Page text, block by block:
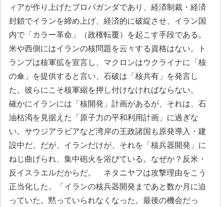
ィアが作り上げたプロパガンダであり、経済制裁・経済
封鎖でイランを締め上げ、経済的に破綻させ、イラン国
内で「カラー革命」（政権転覆）を起こす手段である。
米や西側にはイランの核問題を云々する資格はない。ト
ランプは核軍拡を宣言し、マクロンはウクライナに「核
の傘」を提供すると言い、石破は「核共有」を発言し
た。彼らにこそ核軍縮を押し付けなければならない。
確かにイランには「核開発」計画があるが、それは、石
油枯渇を見据えた「原子力の平和利用計画」に過ぎな
い。サウジアラビアなど湾岸の王政諸国も原発導入・建
設中だ。だが、イランだけが、それを「核兵器開発」に
ねじ曲げられ、集中砲火を浴びている。なぜか？反米・
反イスラエルだからだ。
ネタニヤフは攻撃理由をこう
正当化した。「イランの核兵器開発まであと数か月に迫
っていた。黙っていられなくなった。最後の機会だっ